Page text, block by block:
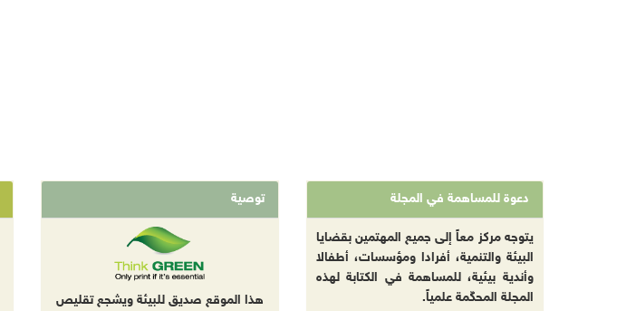
دعوة للمساهمة في المجلة
يتوجه مركز معاً إلى جميع المهتمين بقضايا
البيئة والتنمية، أفرادا ومؤسسات، أطفالا
وأندية بيئية، للمساهمة في الكتابة لهذه
المجلة المحكّمة علمياً.
توصية
هذا الموقع صديق للبيئة ويشجع تقليص